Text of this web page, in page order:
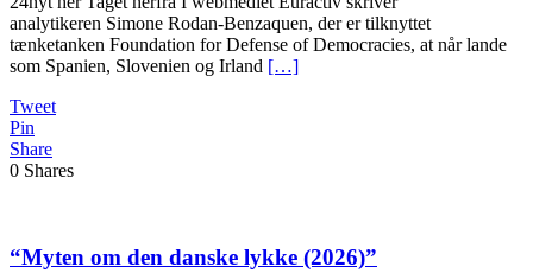
analytikeren Simone Rodan-Benzaquen, der er tilknyttet
tænketanken Foundation for Defense of Democracies, at når lande
som Spanien, Slovenien og Irland […]
Tweet
Pin
Share
0 Shares
“Myten om den danske lykke (2026)”